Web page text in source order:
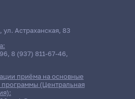
ул. Астраханская, 83
, 8 (937) 811-67-46,
приёма на основные
(Центральная